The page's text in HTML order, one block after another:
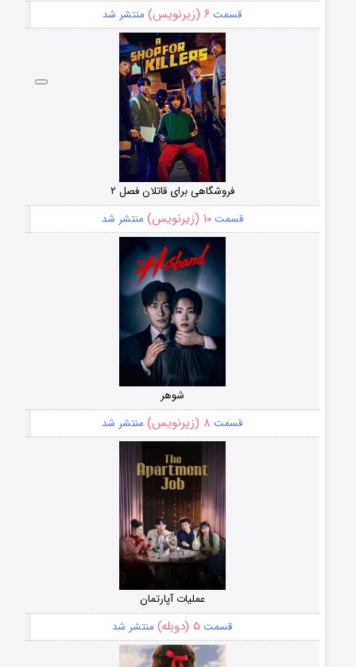
قسمت ۶ (زیرنویس) منتشر شد
فروشگاهی برای قاتلان فصل ۲
قسمت۱۰ (زیرنویس) منتشر شد
شوهر
قسمت ۸ (زیرنویس) منتشر شد
عملیات آپارتمان
قسمت ۵ (دوبله) منتشر شد